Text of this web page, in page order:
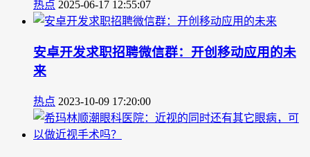
热点 2025-06-17 12:55:07
安卓开发求职招聘微信群：开创移动应用的未
来
热点 2023-10-09 17:20:00